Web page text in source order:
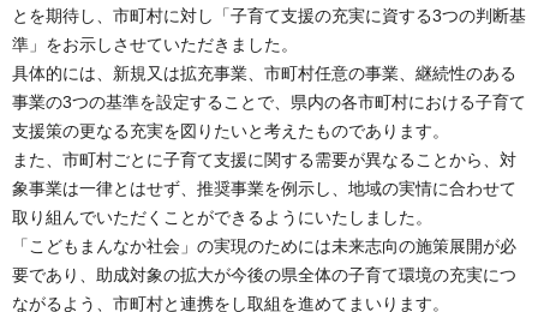
とを期待し、市町村に対し「子育て支援の充実に資する3つの判断基
準」をお示しさせていただきました。
具体的には、新規又は拡充事業、市町村任意の事業、継続性のある
事業の3つの基準を設定することで、県内の各市町村における子育て
支援策の更なる充実を図りたいと考えたものであります。
また、市町村ごとに子育て支援に関する需要が異なることから、対
象事業は一律とはせず、推奨事業を例示し、地域の実情に合わせて
取り組んでいただくことができるようにいたしました。
「こどもまんなか社会」の実現のためには未来志向の施策展開が必
要であり、助成対象の拡大が今後の県全体の子育て環境の充実につ
ながるよう、市町村と連携をし取組を進めてまいります。